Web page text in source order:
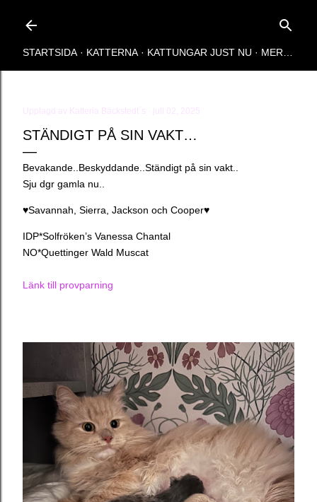
STARTSIDA KATTERNA KATTUNGAR JUST NU MER…
Upplagd av Katteria Bäckstedt´s juli 02, 2025
STÄNDIGT PÅ SIN VAKT…
Bevakande..Beskyddande..Ständigt på sin vakt..
Sju dgr gamla nu..
♥️Savannah, Sierra, Jackson och Cooper♥️
IDP*Solfröken’s Vanessa Chantal
NO*Quettinger Wald Muscat
Länk till provparning